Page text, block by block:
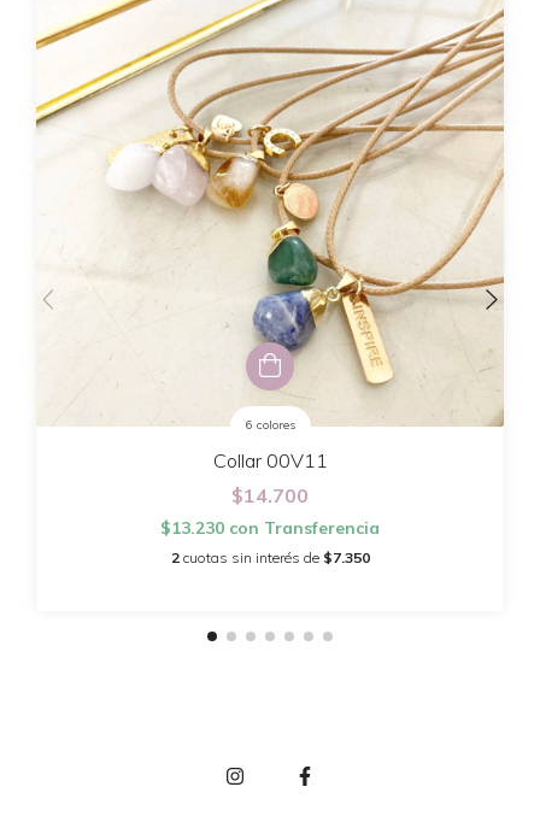
6 colores
Collar 00V11
$14.700
$13.230 con Transferencia
2 cuotas sin interés de $7.350